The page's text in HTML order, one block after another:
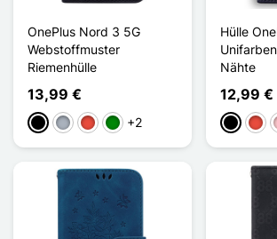
OnePlus Nord 3 5G
Webstoffmuster
Riemenhülle
13,99 €
Schwarz
GrauRot Grün+2
Hülle
Nähte
12,99 €
Schwarz
Rot